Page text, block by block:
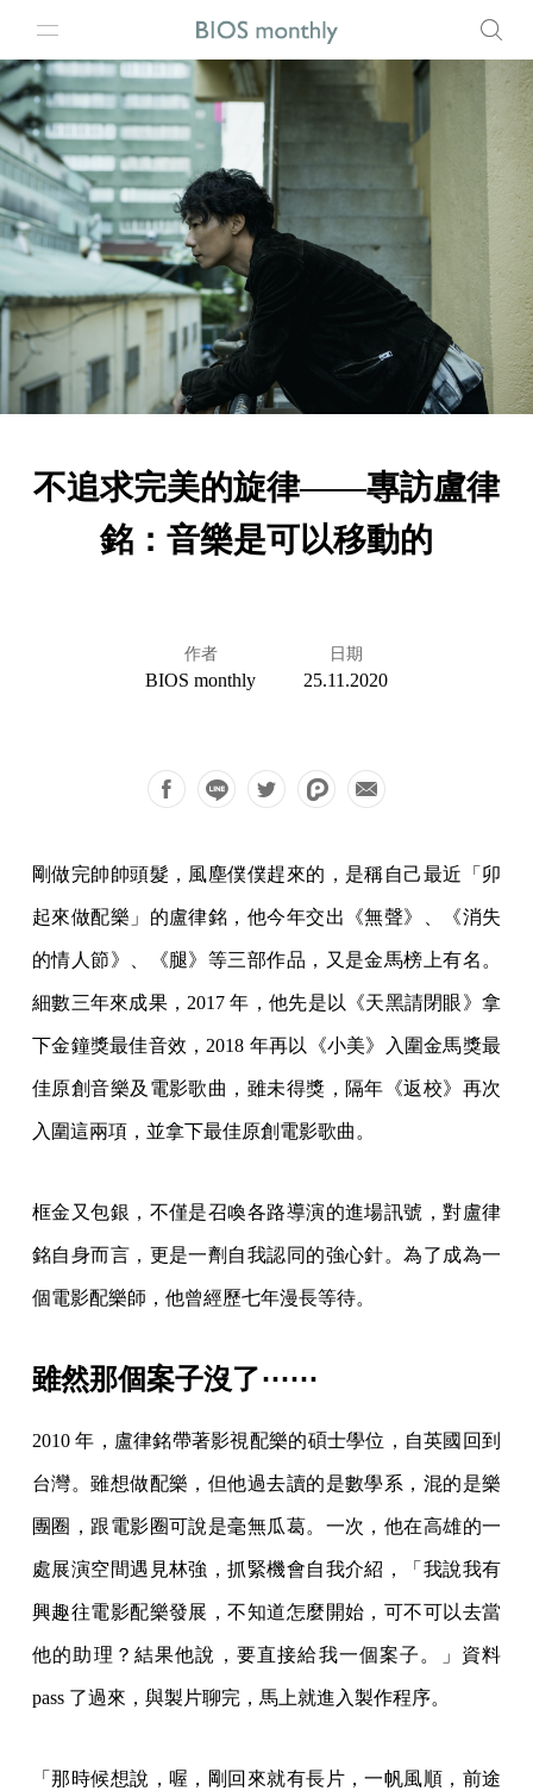
不追求完美的旋律——專訪盧律
銘：音樂是可以移動的
作者
BIOS monthly
日期
25.11.2020
剛做完帥帥頭髮，風塵僕僕趕來的，是稱自己最近「卯
起來做配樂」的盧律銘，他今年交出《無聲》、《消失
的情人節》、《腿》等三部作品，又是金馬榜上有名。
細數三年來成果，2017 年，他先是以《天黑請閉眼》拿
下金鐘獎最佳音效，2018 年再以《小美》入圍金馬獎最
佳原創音樂及電影歌曲，雖未得獎，隔年《返校》再次
入圍這兩項，並拿下最佳原創電影歌曲。
框金又包銀，不僅是召喚各路導演的進場訊號，對盧律
銘自身而言，更是一劑自我認同的強心針。為了成為一
個電影配樂師，他曾經歷七年漫長等待。
雖然那個案子沒了⋯⋯
2010 年，盧律銘帶著影視配樂的碩士學位，自英國回到
台灣。雖想做配樂，但他過去讀的是數學系，混的是樂
團圈，跟電影圈可說是毫無瓜葛。一次，他在高雄的一
處展演空間遇見林強，抓緊機會自我介紹，「我說我有
興趣往電影配樂發展，不知道怎麼開始，可不可以去當
他的助理？結果他說，要直接給我一個案子。」資料
pass 了過來，與製片聊完，馬上就進入製作程序。
「那時候想說，喔，剛回來就有長片，一帆風順，前途